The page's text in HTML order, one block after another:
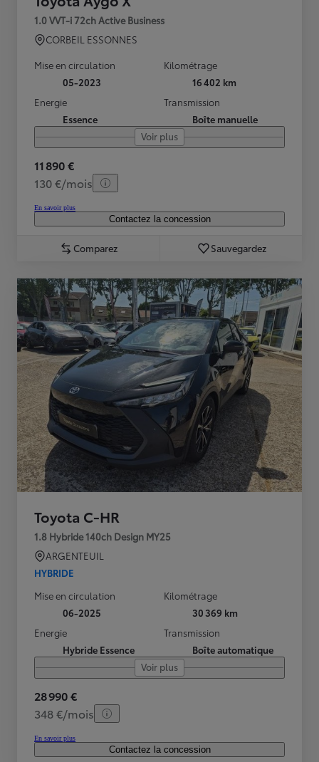
1.0 VVT-i 72ch Active Business
CORBEIL ESSONNES
Mise en circulation
05-2023
Kilométrage
16 402 km
Energie
Essence
Transmission
Boîte manuelle
Voir plus
11 890 €
130 €/mois
En savoir plus
Contactez la concession
Comparez Sauvegardez
Toyota C-HR
1.8 Hybride 140ch Design MY25
ARGENTEUIL
HYBRIDE
Mise en circulation
06-2025
Kilométrage
30 369 km
Energie
Hybride Essence
Transmission
Boîte automatique
Voir plus
28 990 €
348 €/mois
En savoir plus
Contactez la concession